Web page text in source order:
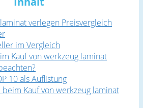
verlegen Preisvergleich
im Vergleich
Kauf von werkzeug laminat
10 als Auflistung
beim Kauf von werkzeug laminat